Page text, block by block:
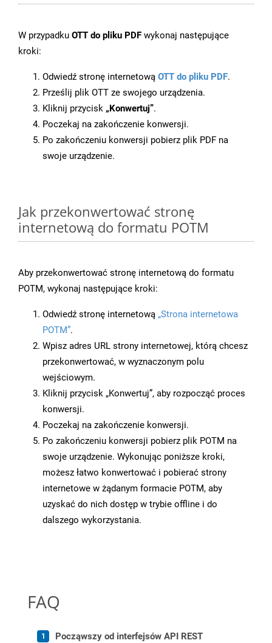
W przypadku OTT do pliku PDF wykonaj następujące
kroki:
Odwiedź stronę internetową OTT do pliku PDF.
Prześlij plik OTT ze swojego urządzenia.
Kliknij przycisk „Konwertuj”.
Poczekaj na zakończenie konwersji.
Po zakończeniu konwersji pobierz plik PDF na
swoje urządzenie.
Jak przekonwertować stronę
internetową do formatu POTM
Aby przekonwertować stronę internetową do formatu
POTM, wykonaj następujące kroki:
Odwiedź stronę internetową „Strona internetowa
POTM”.
Wpisz adres URL strony internetowej, którą chcesz
przekonwertować, w wyznaczonym polu
wejściowym.
Kliknij przycisk „Konwertuj”, aby rozpocząć proces
konwersji.
Poczekaj na zakończenie konwersji.
Po zakończeniu konwersji pobierz plik POTM na
swoje urządzenie. Wykonując poniższe kroki,
możesz łatwo konwertować i pobierać strony
internetowe w żądanym formacie POTM, aby
uzyskać do nich dostęp w trybie offline i do
dalszego wykorzystania.
FAQ
Począwszy od interfejsów API REST